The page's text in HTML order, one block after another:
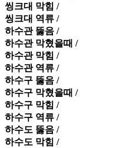
씽크대 막힘 /
씽크대 역류 /
하수관 뚫음 /
하수관 막혔을때 /
하수관 막힘 /
하수관 역류 /
하수구 뚫음 /
하수구 막혔을때 /
하수구 막힘 /
하수구 역류 /
하수도 뚫음 /
하수도 막힘 /